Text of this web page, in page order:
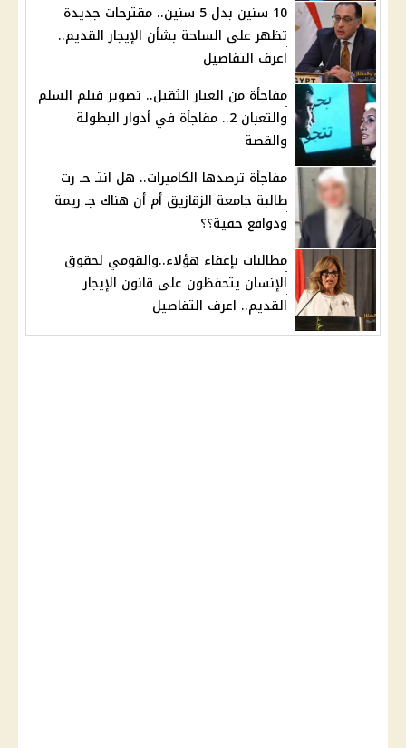
10 سنين بدل 5 سنين.. مقترحات جديدة
تظهر على الساحة بشأن الإيجار القديم..
اعرف التفاصيل
مفاجأة من العيار الثقيل.. تصوير فيلم السلم
والثعبان 2.. مفاجأة في أدوار البطولة
والقصة
مفاجأة ترصدها الكاميرات.. هل انتـ حـ رت
طالبة جامعة الزقازيق أم أن هناك جـ ريمة
ودوافع خفية؟؟
مطالبات بإعفاء هؤلاء..والقومي لحقوق
الإنسان يتحفظون على قانون الإيجار
القديم.. اعرف التفاصيل